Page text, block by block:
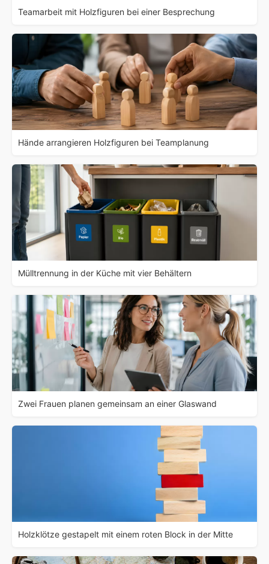
Teamarbeit mit Holzfiguren bei einer Besprechung
Hände arrangieren Holzfiguren bei Teamplanung
Mülltrennung in der Küche mit vier Behältern
Zwei Frauen planen gemeinsam an einer Glaswand
Holzklötze gestapelt mit einem roten Block in der Mitte